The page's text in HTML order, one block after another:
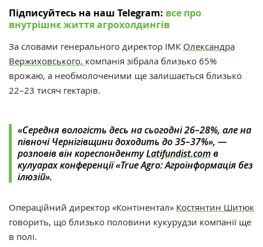
Підписуйтесь на наш Telegram: все про
внутрішнє життя агрохолдингів
За словами генерального директор ІМК Олександра
Вержиховського, компанія зібрала близько 65%
врожаю, а необмолоченими ще залишається близько
22–23 тисяч гектарів.
«Середня вологість десь на сьогодні 26–28%, але на
півночі Чернігівщини доходить до 35–37%», —
розповів він кореспондентуLatifundist.comв
кулуарах конференції«True Agro: Агроінформація без
ілюзій».
Операційний директор «Контінентал» Костянтин Шитюк
говорить, що близько половини кукурудзи компанії ще
в полі.